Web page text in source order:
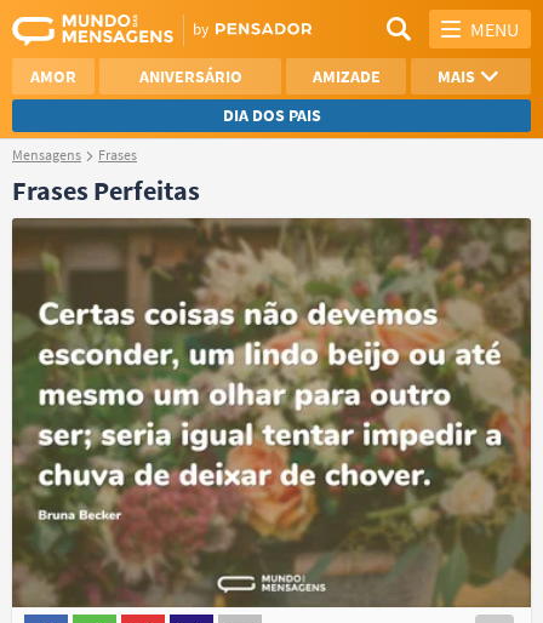
MENU
AMOR ANIVERSÁRIO AMIZADE
MAIS
DIA DOS PAIS
REFLEXÃO
SAUDADE
OTIMISMO
NAMORO
VER TODAS
Mensagens Frases
Frases Perfeitas